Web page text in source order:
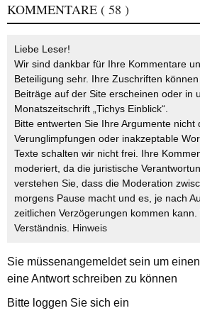
KOMMENTARE ( 58 )
Liebe Leser!
Wir sind dankbar für Ihre Kommentare
Beteiligung sehr. Ihre Zuschriften
Beiträge auf der Site erscheinen oder in
Monatszeitschrift „Tichys Einblick“.
Bitte entwerten Sie Ihre Argumente nicht
Verunglimpfungen oder inakzeptable
Texte schalten wir nicht frei. Ihre
moderiert, da die juristische
verstehen Sie, dass die Moderation
morgens Pause macht und es, je nach
zeitlichen Verzögerungen kommen
Verständnis. Hinweis
Sie müssenangemeldetsein um
eine Antwort schreiben zu können
Bitte loggen Sie sich ein